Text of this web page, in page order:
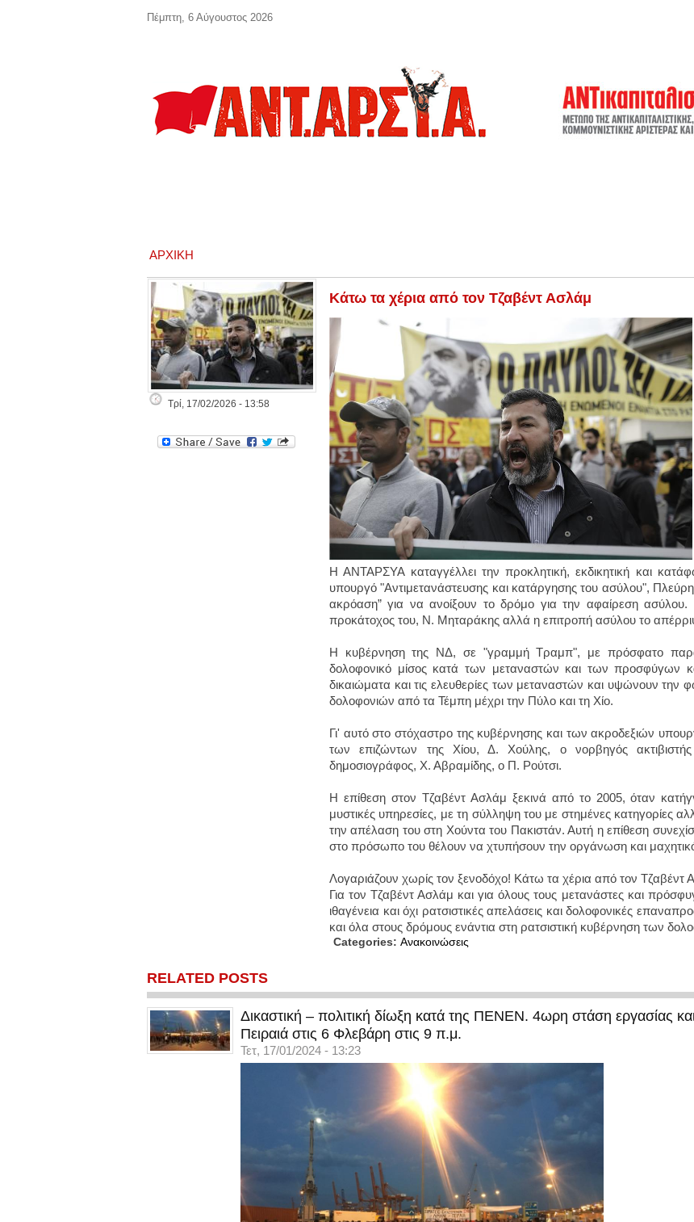
ΑΡΧΙΚΉ
Τρί, 17/02/2026 - 13:58
Κάτω τα χέρια από τον Τζαβέντ Ασλάμ
Η ΑΝΤΑΡΣΥΑ καταγγέλλει την προκλητική, εκδικητική και
υπουργό "Αντιμετανάστευσης και κατάργησης του ασύλου",
ακρόαση” για να ανοίξουν το δρόμο για την αφαίρεση ασύλου.
προκάτοχος του, Ν. Μηταράκης αλλά η επιτροπή ασύλου το
Η κυβέρνηση της ΝΔ, σε "γραμμή Τραμπ", με πρόσφατο
δολοφονικό μίσος κατά των μεταναστών και των προσφύγων
δικαιώματα και τις ελευθερίες των μεταναστών και υψώνουν
δολοφονιών από τα Τέμπη μέχρι την Πύλο και τη Χίο.
Γι' αυτό στο στόχαστρο της κυβέρνησης και των ακροδεξιών
των επιζώντων της Χίου, Δ. Χούλης, ο νορβηγός
δημοσιογράφος, Χ. Αβραμίδης, ο Π. Ρούτσι.
Η επίθεση στον Τζαβέντ Ασλάμ ξεκινά από το 2005, όταν
μυστικές υπηρεσίες, με τη σύλληψη του με στημένες κατηγορίες
την απέλαση του στη Χούντα του Πακιστάν. Αυτή η επίθεση
στο πρόσωπο του θέλουν να χτυπήσουν την οργάνωση και
Λογαριάζουν χωρίς τον ξενοδόχο! Κάτω τα χέρια από τον Τζαβέντ
Για τον Τζαβέντ Ασλάμ και για όλους τους μετανάστες και
ιθαγένεια και όχι ρατσιστικές απελάσεις και δολοφονικές
και όλα στους δρόμους ενάντια στη ρατσιστική κυβέρνηση των
Categories: Ανακοινώσεις
RELATED POSTS
Δικαστική – πολιτική δίωξη κατά της ΠΕΝΕΝ. 4ωρη στάση εργασίας
Πειραιά στις 6 Φλεβάρη στις 9 π.μ.
Τετ, 17/01/2024 - 13:23
Πέμπτη, 6 Αύγουστος 2026